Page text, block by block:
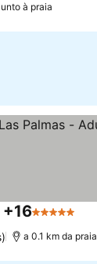
à praia
5 Estrelas
a 0.1 km da praia